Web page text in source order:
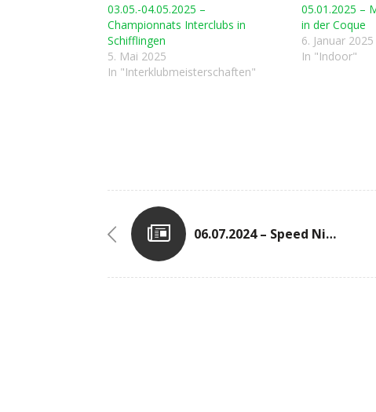
03.05.-04.05.2025 –
Championnats Interclubs in
Schifflingen
5. Mai 2025
In "Interklubmeisterschaften"
05.01.2025 –
in der Coque
6. Januar 2025
In "Indoor"
06.07.2024 – Speed Night Des AC Dampicourt In St Mard (BEL)